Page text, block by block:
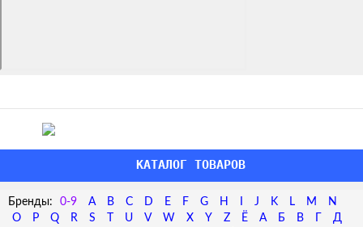
КАТАЛОГ ТОВАРОВ
0-9 A B C D E F G H J K L M
N
O
P Q R S U V W X Y Z Ё А Б В
Д